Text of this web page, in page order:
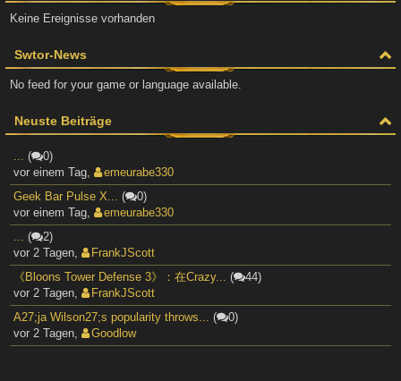
Keine Ereignisse vorhanden
Swtor-News
No feed for your game or language available.
Neuste Beiträge
... (
0)
vor einem Tag,
emeurabe330
Geek Bar Pulse X... (
0)
vor einem Tag,
emeurabe330
... (
2)
vor 2 Tagen,
FrankJScott
《Bloons Tower Defense 3》：在Crazy... (
44)
vor 2 Tagen,
FrankJScott
A27;ja Wilson27;s popularity throws... (
0)
vor 2 Tagen, Goodlow